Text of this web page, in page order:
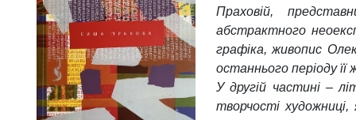
Праховій,
абстрактного
графіка, живопис
останнього періоду
У другій частині –
творчості